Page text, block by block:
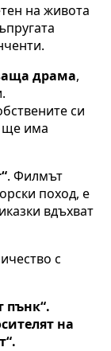
на живота
драма,
си
ще има
. Филмът
поход, е
вдъхват
с
пънк“.
на